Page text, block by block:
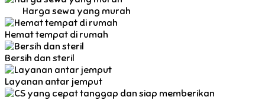
Harga sewa yang murah
Hemat tempat di rumah
Bersih dan steril
Layanan antar jemput